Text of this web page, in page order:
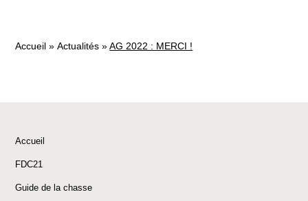
Accueil »Actualités »AG 2022 : MERCI !
Accueil
FDC21
Guide de la chasse